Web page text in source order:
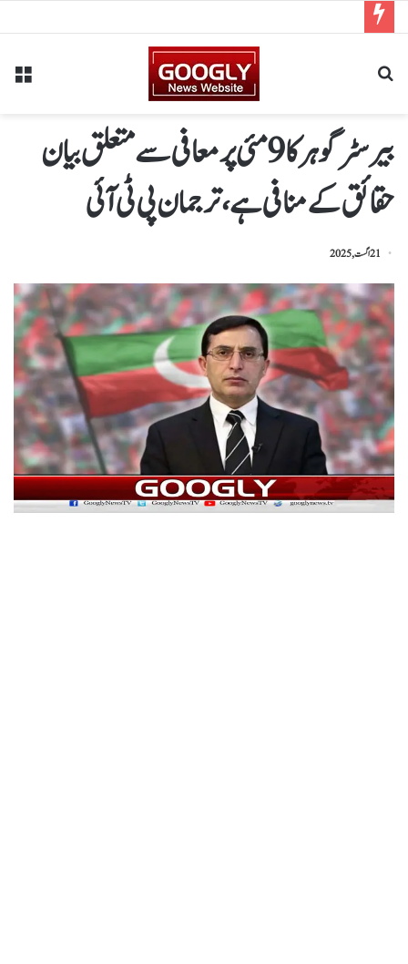
بیرسٹر گوہر کا 9 مئی پر معافی سے متعلق بیان
حقائق کے منافی ہے ، ترجمان پی ٹی آئی
21 اگست, 2025